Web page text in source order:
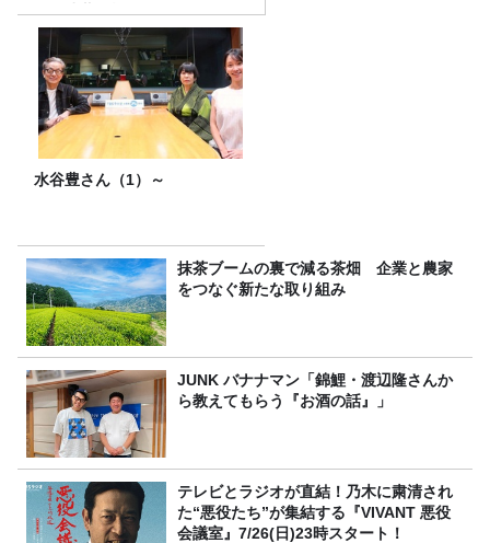
攻の遠藤里桜さん！
水谷豊さん（1）～
抹茶ブームの裏で減る茶畑 企業と農家
をつなぐ新たな取り組み
JUNK バナナマン「錦鯉・渡辺隆さんか
ら教えてもらう『お酒の話』」
テレビとラジオが直結！乃木に粛清され
た“悪役たち”が集結する『VIVANT 悪役
会議室』7/26(日)23時スタート！